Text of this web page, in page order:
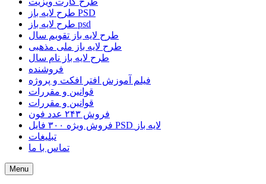
طرح لایه باز PSD
طرح لایه باز psd
طرح لایه باز تقویم سال
طرح لایه باز ملی مذهبی
طرح لایه باز نام سال
فروشنده
فیلم آموزش افتر افکت و پروژه
قوانین و مقررات
قوانین و مقررات
فروش ۲۴۳ عدد فون
فروش ویژه ۳۰۰ فایل PSD لایه باز
تبلیغات
تماس با ما
Menu